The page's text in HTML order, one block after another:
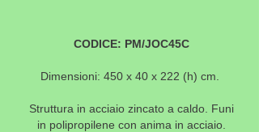
CODICE: PM/JOC45C
Dimensioni: 450 x 40 x 222 (h) cm.
Struttura in acciaio zincato a caldo. Funi
in polipropilene con anima in acciaio.